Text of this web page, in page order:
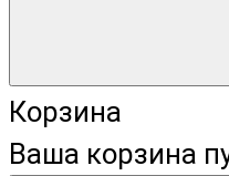
Корзина
Ваша корзина